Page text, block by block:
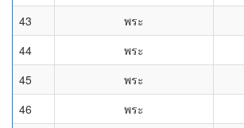
43
พระ
44
พระ
45
พระ
46
พระ